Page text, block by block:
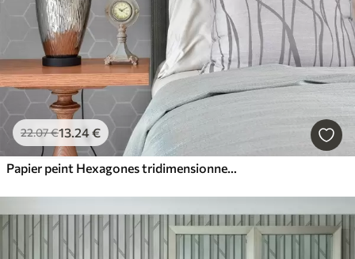
22.07€13.24€
Papier peint Hexagones tridimensionnels gris clair avec ombres douces